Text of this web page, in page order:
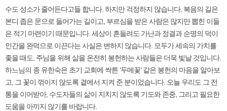
수도 성소가 줄어든다고들 합니다. 하지만 걱정하지 않습니다. 복음의 길은
본디 좁은 문으로 들어가는 길이고, 부르심을 받은 사람은 많지만 뽑힌 이들
은 적기 마련이기 때문입니다. 세상이 흔들려도 가난과 정결과 순명의 덕이
인간을 완덕으로 이끈다는 사실은 변하지 않습니다. 모두가 세속의 가치를
좇을 때도, 주님을 위해 삶을 온전히 봉헌하는 사람들은 더욱 빛날 것입니다.
하느님의 종 유한숙은 초기 교회에 싹튼 ‘두메꽃’ 같은 봉헌의 마음을 알아보
고, 그 꽃이 꺾이지 않도록 곁에서 지켜 준 분이었습니다. 오늘 우리도 그 전
통을 이어받아, 수도자들의 삶이 지치지 않도록 기도와 존중, 그리고 필요한
도움을 아끼지 않기를 바랍니다.